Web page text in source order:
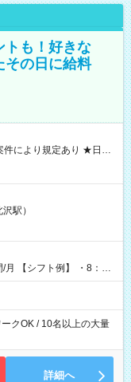
トも！好きな
の日に給料
現金GET♪ お仕事後はコ
期間】試
駅）
00
クOK / 10名以上の大量
詳細へ